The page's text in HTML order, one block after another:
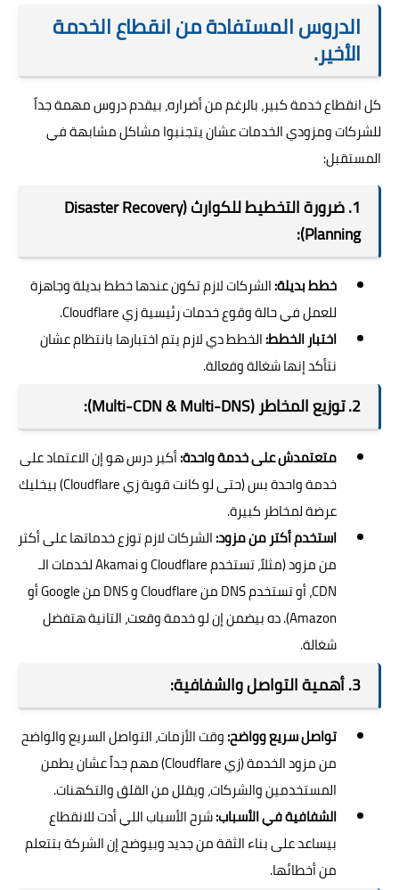
الدروس المستفادة من انقطاع الخدمة
الأخير.
كل انقطاع خدمة كبير، بالرغم من أضراره، بيقدم دروس مهمة جداً
للشركات ومزودي الخدمات عشان يتجنبوا مشاكل مشابهة في
المستقبل:
1. ضرورة التخطيط للكوارث (Disaster Recovery
Planning):
خطط بديلة:الشركات لازم تكون عندها خطط بديلة وجاهزة
للعمل في حالة وقوع خدمات رئيسية زي Cloudflare.
اختبار الخطط:الخطط دي لازم يتم اختبارها بانتظام عشان
نتأكد إنها شغالة وفعالة.
2. توزيع المخاطر (Multi-CDN & Multi-DNS):
متعتمدش على خدمة واحدة:أكبر درس هو إن الاعتماد على
خدمة واحدة بس (حتى لو كانت قوية زي Cloudflare) بيخليك
عرضة لمخاطر كبيرة.
استخدم أكتر من مزود:الشركات لازم توزع خدماتها على أكتر
من مزود (مثلاً، تستخدم Cloudflare و Akamai لخدمات الـ
CDN، أو تستخدم DNS من Cloudflare و DNS من Google أو
Amazon). ده بيضمن إن لو خدمة وقعت، التانية هتفضل
شغالة.
3. أهمية التواصل والشفافية:
تواصل سريع وواضح:وقت الأزمات، التواصل السريع والواضح
من مزود الخدمة (زي Cloudflare) مهم جداً عشان يطمن
المستخدمين والشركات، ويقلل من القلق والتكهنات.
الشفافية في الأسباب:شرح الأسباب اللي أدت للانقطاع
بيساعد على بناء الثقة من جديد وبيوضح إن الشركة بتتعلم
من أخطائها.